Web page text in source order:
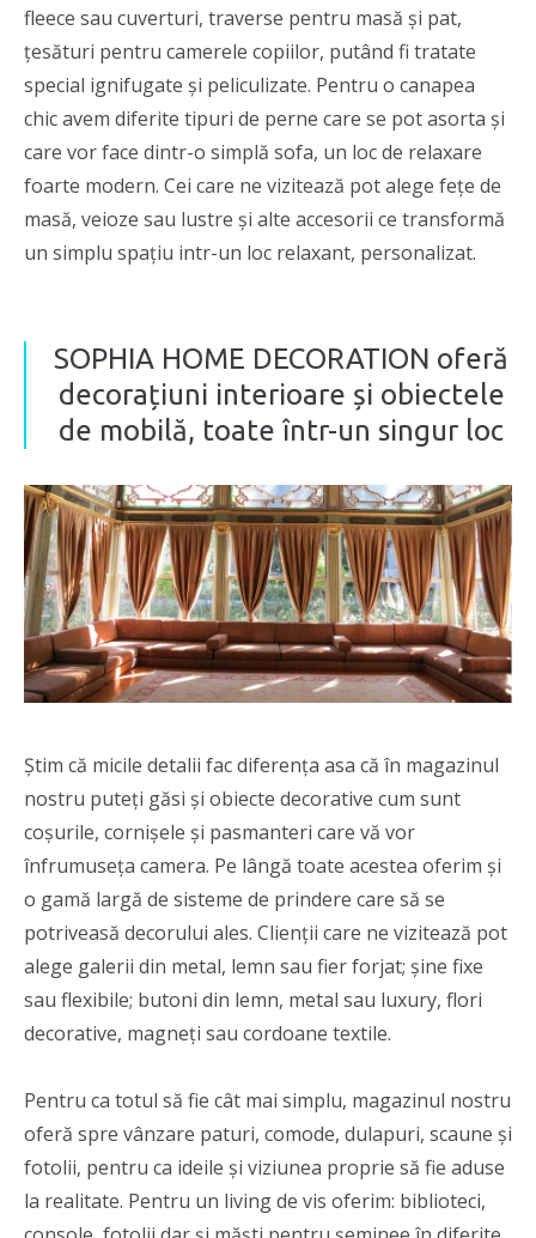
fleece sau cuverturi, traverse pentru masă și pat,
țesături pentru camerele copiilor, putând fi tratate
special ignifugate și peliculizate. Pentru o canapea
chic avem diferite tipuri de perne care se pot asorta și
care vor face dintr-o simplă sofa, un loc de relaxare
foarte modern. Cei care ne vizitează pot alege fețe de
masă, veioze sau lustre și alte accesorii ce transformă
un simplu spațiu intr-un loc relaxant, personalizat.
SOPHIA HOME DECORATION oferă
decorațiuni interioare și obiectele
de mobilă, toate într-un singur loc
Știm că micile detalii fac diferența asa că în magazinul
nostru puteți găsi și obiecte decorative cum sunt
coșurile, cornișele și pasmanteri care vă vor
înfrumuseța camera. Pe lângă toate acestea oferim și
o gamă largă de sisteme de prindere care să se
potriveasă decorului ales. Clienții care ne vizitează pot
alege galerii din metal, lemn sau fier forjat; șine fixe
sau flexibile; butoni din lemn, metal sau luxury, flori
decorative, magneți sau cordoane textile.
Pentru ca totul să fie cât mai simplu, magazinul nostru
oferă spre vânzare paturi, comode, dulapuri, scaune și
fotolii, pentru ca ideile și viziunea proprie să fie aduse
la realitate. Pentru un living de vis oferim: biblioteci,